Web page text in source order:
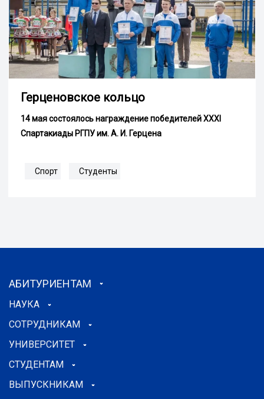
Герценовское кольцо
14 мая состоялось награждение победителей XXXI
Спартакиады РГПУ им. А. И. Герцена
Спорт Студенты
АБИТУРИЕНТАМ
НАУКА
СОТРУДНИКАМ
УНИВЕРСИТЕТ
СТУДЕНТАМ
ВЫПУСКНИКАМ